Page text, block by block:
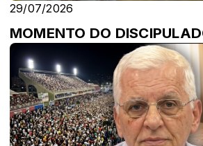
29/07/2026
MOMENTO DO